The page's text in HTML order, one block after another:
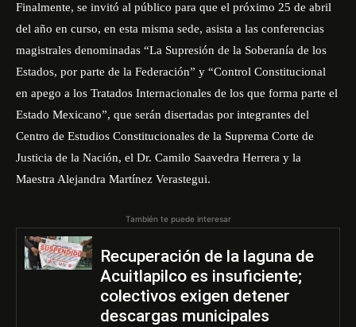
Finalmente, se invitó al público para que el próximo 25 de abril
del año en curso, en esta misma sede, asista a las conferencias
magistrales denominadas “La Supresión de la Soberanía de los
Estados, por parte de la Federación” y “Control Constitucional
en apego a los Tratados Internacionales de los que forma parte el
Estado Mexicano”, que serán disertadas por integrantes del
Centro de Estudios Constitucionales de la Suprema Corte de
Justicia de la Nación, el Dr. Camilo Saavedra Herrera y la
Maestra Alejandra Martínez Verastegui.
También te puede interesar
Recuperación de la laguna de
Acuitlapilco es insuficiente;
colectivos exigen detener
descargas municipales